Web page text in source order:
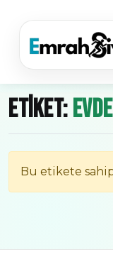
Etiket:
Bu etikete